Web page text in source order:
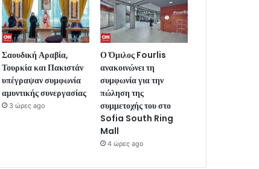
Σαουδική Αραβία,
Τουρκία και Πακιστάν
υπέγραψαν συμφωνία
αμυντικής συνεργασίας
3 ώρες ago
Ο Όμιλος Fourlis
ανακοινώνει τη
συμφωνία για την
πώληση της
συμμετοχής του στο
Sofia South Ring
Mall
4 ώρες ago